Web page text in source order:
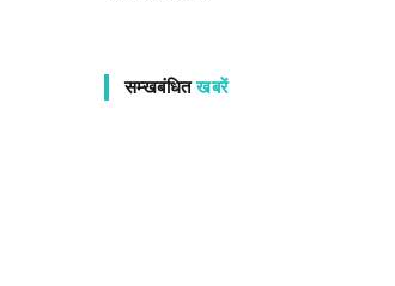
सम्खबंधितखबरें